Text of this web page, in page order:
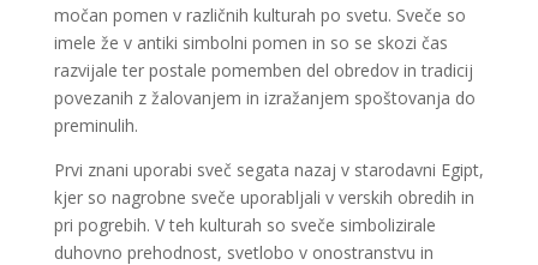
močan pomen v različnih kulturah po svetu. Sveče so
imele že v antiki simbolni pomen in so se skozi čas
razvijale ter postale pomemben del obredov in tradicij
povezanih z žalovanjem in izražanjem spoštovanja do
preminulih.
Prvi znani uporabi sveč segata nazaj v starodavni Egipt,
kjer so nagrobne sveče uporabljali v verskih obredih in
pri pogrebih. V teh kulturah so sveče simbolizirale
duhovno prehodnost, svetlobo v onostranstvu in